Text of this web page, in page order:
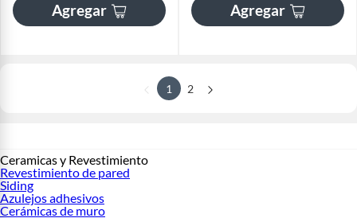
Agregar Agregar
1 2
Ceramicas y Revestimiento
Revestimiento de pared
Siding
Azulejos adhesivos
Cerámicas de muro